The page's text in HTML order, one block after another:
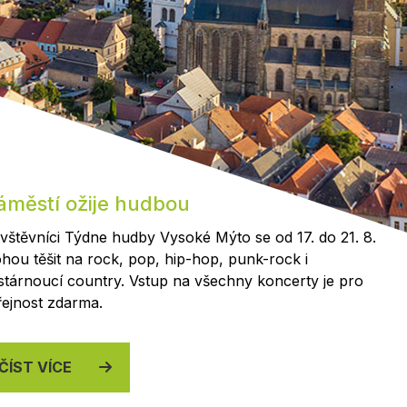
Kontakty
ožije hudbou
Týdne hudby Vysoké Mýto se od 17. do 21. 8.
těšit na rock, pop, hip-hop, punk-rock i
country. Vstup na všechny koncerty je pro
zdarma.
VÍCE